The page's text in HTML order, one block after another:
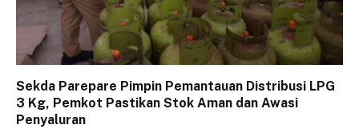
Sekda Parepare Pimpin Pemantauan Distribusi LPG
3 Kg, Pemkot Pastikan Stok Aman dan Awasi
Penyaluran